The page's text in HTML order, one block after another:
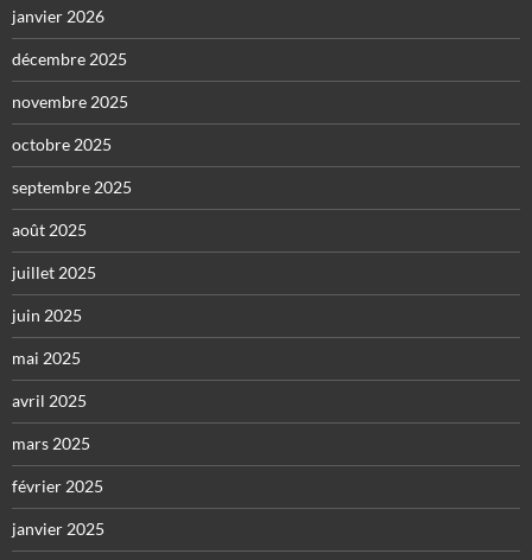
janvier 2026
décembre 2025
novembre 2025
octobre 2025
septembre 2025
août 2025
juillet 2025
juin 2025
mai 2025
avril 2025
mars 2025
février 2025
janvier 2025